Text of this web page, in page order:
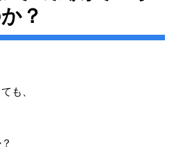
？
も、